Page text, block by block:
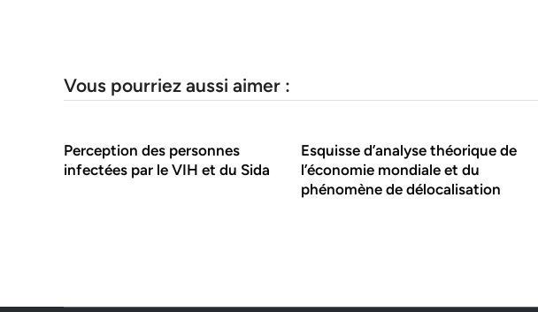
Vous pourriez aussi aimer :
Perception des personnes
infectées par le VIH et du Sida
Esquisse d’analyse théorique de
l’économie mondiale et du
phénomène de délocalisation